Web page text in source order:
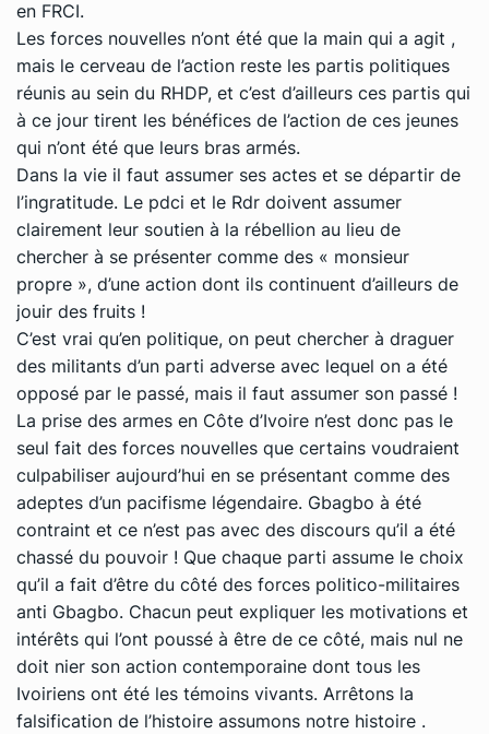
en FRCI.
Les forces nouvelles n’ont été que la main qui a agit ,
mais le cerveau de l’action reste les partis politiques
réunis au sein du RHDP, et c’est d’ailleurs ces partis qui
à ce jour tirent les bénéfices de l’action de ces jeunes
qui n’ont été que leurs bras armés.
Dans la vie il faut assumer ses actes et se départir de
l’ingratitude. Le pdci et le Rdr doivent assumer
clairement leur soutien à la rébellion au lieu de
chercher à se présenter comme des « monsieur
propre », d’une action dont ils continuent d’ailleurs de
jouir des fruits !
C’est vrai qu’en politique, on peut chercher à draguer
des militants d’un parti adverse avec lequel on a été
opposé par le passé, mais il faut assumer son passé !
La prise des armes en Côte d’Ivoire n’est donc pas le
seul fait des forces nouvelles que certains voudraient
culpabiliser aujourd’hui en se présentant comme des
adeptes d’un pacifisme légendaire. Gbagbo à été
contraint et ce n’est pas avec des discours qu’il a été
chassé du pouvoir ! Que chaque parti assume le choix
qu’il a fait d’être du côté des forces politico-militaires
anti Gbagbo. Chacun peut expliquer les motivations et
intérêts qui l’ont poussé à être de ce côté, mais nul ne
doit nier son action contemporaine dont tous les
Ivoiriens ont été les témoins vivants. Arrêtons la
falsification de l’histoire assumons notre histoire .